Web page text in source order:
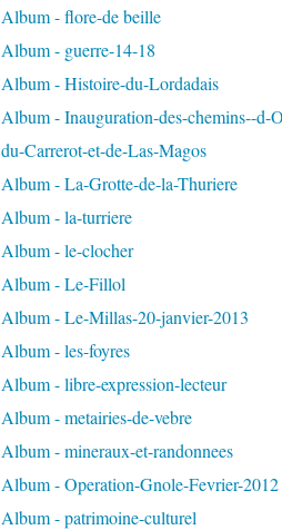
Album - flore-de beille
Album - guerre-14-18
Album - Histoire-du-Lordadais
Album - Inauguration-des-chemins--d-
du-Carrerot-et-de-Las-Magos
Album - La-Grotte-de-la-Thuriere
Album - la-turriere
Album - le-clocher
Album - Le-Fillol
Album - Le-Millas-20-janvier-2013
Album - les-foyres
Album - libre-expression-lecteur
Album - metairies-de-vebre
Album - mineraux-et-randonnees
Album - Operation-Gnole-Fevrier-2012
Album - patrimoine-culturel